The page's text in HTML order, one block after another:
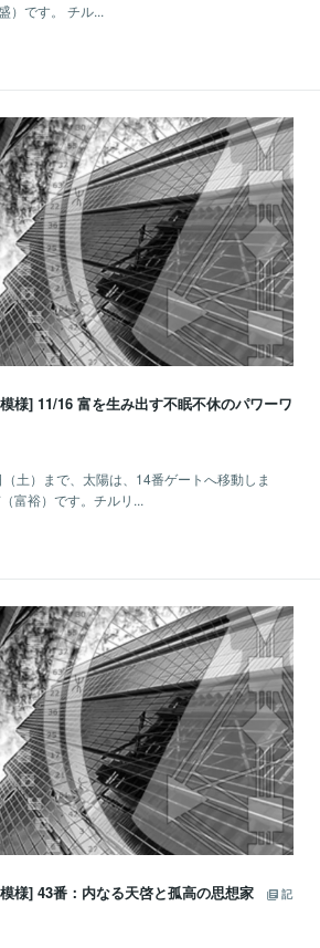
）です。 チル...
様] 11/16 富を生み出す不眠不休のパワーワ
土）まで、太陽は、14番ゲートへ移動しま
富裕）です。チルリ...
様] 43番：内なる天啓と孤高の思想家
記